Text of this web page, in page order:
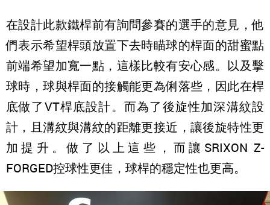
在設計此款鐵桿前有詢問參賽的選手的意見，他
們表示希望桿頭放置下去時瞄球的桿面的甜蜜點
前端希望加寬一點，這樣比較有安心感。以及擊
球時，球與桿面的接觸能更為俐落些，因此在桿
底做了VT桿底設計。而為了後旋性加深溝紋設
計，且溝紋與溝紋的距離更接近，讓後旋特性更
加提升。做了以上這些，而讓SRIXON Z-
FORGED控球性更佳，球桿的穩定性也更高。